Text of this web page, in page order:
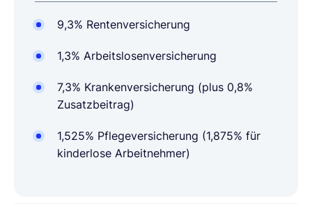
9,3% Rentenversicherung
1,3% Arbeitslosenversicherung
7,3% Krankenversicherung (plus 0,8%
Zusatzbeitrag)
1,525% Pflegeversicherung (1,875% für
kinderlose Arbeitnehmer)